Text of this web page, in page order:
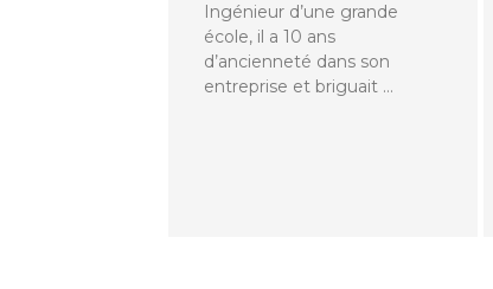
Ingénieur d’une grande
école, il a 10 ans
d’ancienneté dans son
entreprise et briguait …